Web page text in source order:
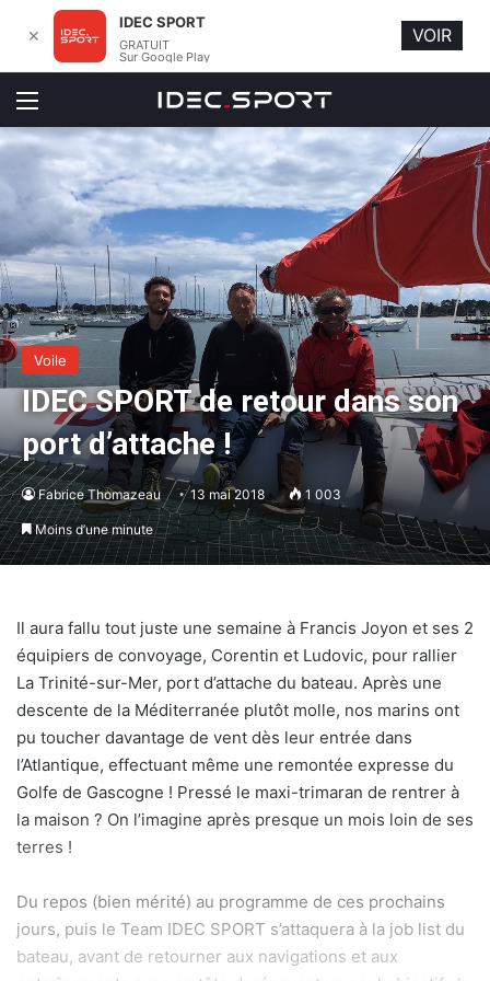
Menu
Voile
IDEC SPORT de retour dans son
port d’attache !
Fabrice Thomazeau 13 mai 2018 1 003
Moins d’une minute
Il aura fallu tout juste une semaine à Francis Joyon et ses 2
équipiers de convoyage, Corentin et Ludovic, pour rallier
La Trinité-sur-Mer, port d’attache du bateau. Après une
descente de la Méditerranée plutôt molle, nos marins ont
pu toucher davantage de vent dès leur entrée dans
l’Atlantique, effectuant même une remontée expresse du
Golfe de Gascogne ! Pressé le maxi-trimaran de rentrer à
la maison ? On l’imagine après presque un mois loin de ses
terres !
Du repos (bien mérité) au programme de ces prochains
jours, puis le Team IDEC SPORT s’attaquera à la job list du
bateau, avant de retourner aux navigations et aux
✕
IDEC SPORT
GRATUIT
Sur Google Play
VOIR